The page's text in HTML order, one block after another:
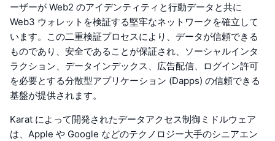
ーザーが Web2 のアイデンティティと行動データと共に
Web3 ウォレットを検証する堅牢なネットワークを確立して
います。この二重検証プロセスにより、データが信頼できる
ものであり、安全であることが保証され、ソーシャルインタ
ラクション、データインデックス、広告配信、ログイン許可
を必要とする分散型アプリケーション (Dapps) の信頼できる
基盤が提供されます。
Karat によって開発されたデータアクセス制御ミドルウェア
は、Apple や Google などのテクノロジー大手のシニアエン